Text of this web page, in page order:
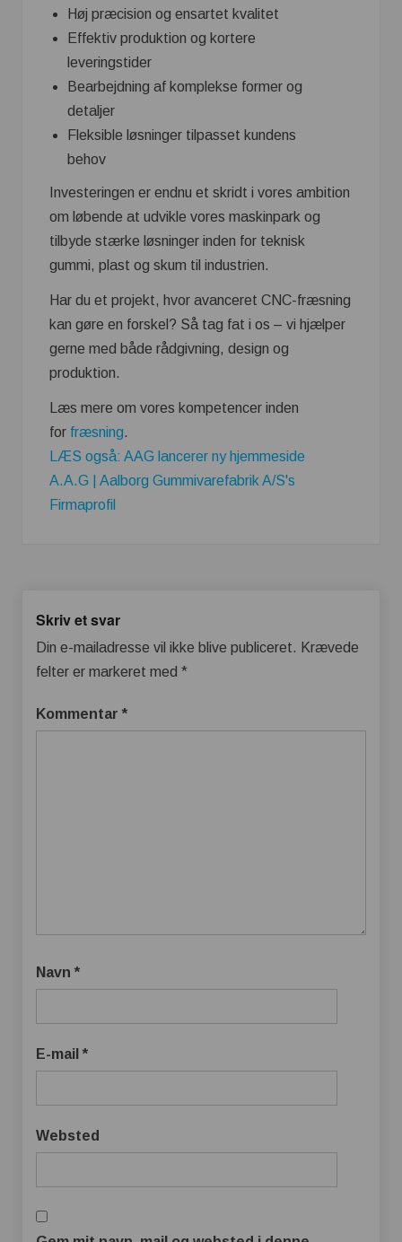
Høj præcision og ensartet kvalitet
Effektiv produktion og kortere
leveringstider
Bearbejdning af komplekse former og
detaljer
Fleksible løsninger tilpasset kundens
behov
Investeringen er endnu et skridt i vores ambition
om løbende at udvikle vores maskinpark og
tilbyde stærke løsninger inden for teknisk
gummi, plast og skum til industrien.
Har du et projekt, hvor avanceret CNC-fræsning
kan gøre en forskel? Så tag fat i os – vi hjælper
gerne med både rådgivning, design og
produktion.
Læs mere om vores kompetencer inden
for fræsning.
LÆS også: AAG lancerer ny hjemmeside
A.A.G | Aalborg Gummivarefabrik A/S's
Firmaprofil
Skriv et svar
Din e-mailadresse vil ikke blive publiceret. Krævede
felter er markeret med *
Kommentar *
Navn *
E-mail *
Websted